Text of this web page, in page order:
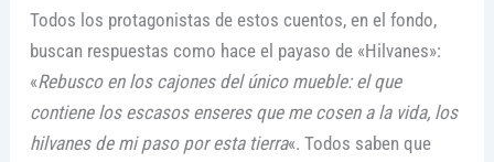
Todos los protagonistas de estos cuentos, en el fondo,
buscan respuestas como hace el payaso de «Hilvanes»:
«Rebusco en los cajones del único mueble: el que
contiene los escasos enseres que me cosen a la vida, los
hilvanes de mi paso por esta tierra«. Todos saben que